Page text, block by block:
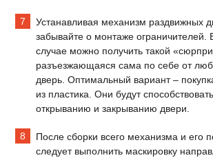
Устанавливая механизм раздвижных
забывайте о монтаже ограничителей.
случае можно получить такой
разъезжающаяся сама по себе от
дверь. Оптимальный вариант –
из пластика. Они будут
открыванию и закрыванию двери.
После сборки всего механизма и его
следует выполнить маскировку